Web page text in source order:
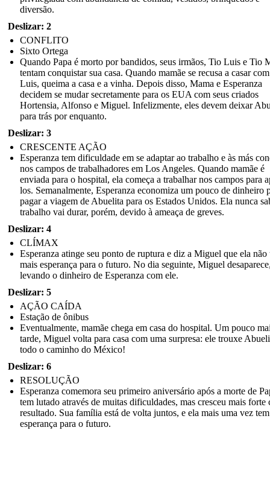
diversão.
Deslizar: 2
CONFLITO
Sixto Ortega
Quando Papa é morto por bandidos, seus irmãos, Tio Luis e Tio
tentam conquistar sua casa. Quando mamãe se recusa a casar
Luis, queima a casa e a vinha. Depois disso, Mama e Esperanza
decidem se mudar secretamente para os EUA com seus criados
Hortensia, Alfonso e Miguel. Infelizmente, eles devem deixar
para trás por enquanto.
Deslizar: 3
CRESCENTE AÇÃO
Esperanza tem dificuldade em se adaptar ao trabalho e às más
nos campos de trabalhadores em Los Angeles. Quando mamãe é
enviada para o hospital, ela começa a trabalhar nos campos para
los. Semanalmente, Esperanza economiza um pouco de dinheiro
pagar a viagem de Abuelita para os Estados Unidos. Ela nunca
trabalho vai durar, porém, devido à ameaça de greves.
Deslizar: 4
CLÍMAX
Esperanza atinge seu ponto de ruptura e diz a Miguel que ela não
mais esperança para o futuro. No dia seguinte, Miguel
levando o dinheiro de Esperanza com ele.
Deslizar: 5
AÇÃO CAÍDA
Estação de ônibus
Eventualmente, mamãe chega em casa do hospital. Um pouco
tarde, Miguel volta para casa com uma surpresa: ele trouxe
todo o caminho do México!
Deslizar: 6
RESOLUÇÃO
Esperanza comemora seu primeiro aniversário após a morte de
tem lutado através de muitas dificuldades, mas cresceu mais forte
resultado. Sua família está de volta juntos, e ela mais uma vez tem
esperança para o futuro.